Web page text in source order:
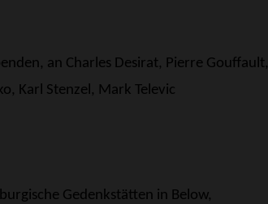
an Charles Desirat, Pierre Gouffault,
Karl Stenzel, Mark Televic
Gedenkstätten in Below,